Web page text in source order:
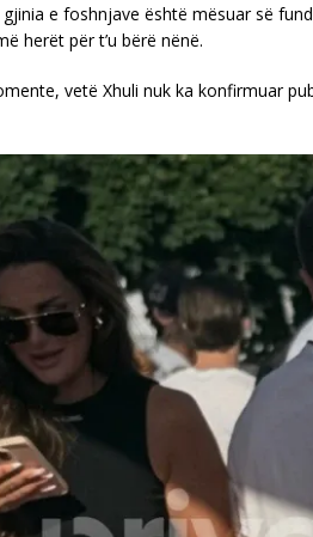
e foshnjave është mësuar së
herët për t’u bërë nënë.
vetë Xhuli nuk ka konfirmuar